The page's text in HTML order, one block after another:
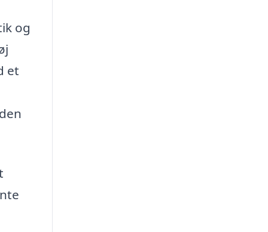
og
et